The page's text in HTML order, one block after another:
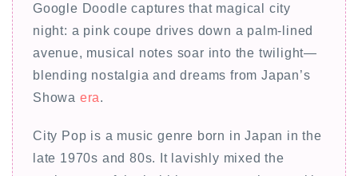
Google Doodle captures that magical city
night: a pink coupe drives down a palm-lined
avenue, musical notes soar into the twilight—
blending nostalgia and dreams from Japan’s
Showa era.
City Pop is a music genre born in Japan in the
late 1970s and 80s. It lavishly mixed the